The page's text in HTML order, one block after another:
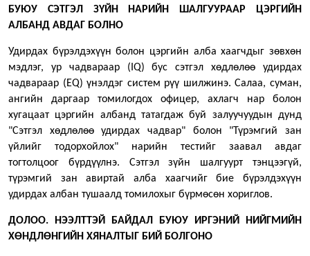
БУЮУ СЭТГЭЛ ЗҮЙН НАРИЙН ШАЛГУУРААР ЦЭРГИЙН
АЛБАНД АВДАГ БОЛНО
Удирдах бүрэлдэхүүн болон цэргийн алба хаагчдыг зөвхөн
мэдлэг, ур чадвараар (IQ) бус сэтгэл хөдлөлөө удирдах
чадвараар (EQ) үнэлдэг систем рүү шилжинэ. Салаа, суман,
ангийн даргаар томилогдох офицер, ахлагч нар болон
хугацаат цэргийн албанд татагдаж буй залуучуудын дунд
"Сэтгэл хөдлөлөө удирдах чадвар" болон "Түрэмгий зан
үйлийг тодорхойлох" нарийн тестийг заавал авдаг
тогтолцоог бүрдүүлнэ. Сэтгэл зүйн шалгуурт тэнцээгүй,
түрэмгий зан авиртай алба хаагчийг бие бүрэлдэхүүн
удирдах албан тушаалд томилохыг бүрмөсөн хориглов.
ДОЛОО. НЭЭЛТТЭЙ БАЙДАЛ БУЮУ ИРГЭНИЙ НИЙГМИЙН
ХӨНДЛӨНГИЙН ХЯНАЛТЫГ БИЙ БОЛГОНО